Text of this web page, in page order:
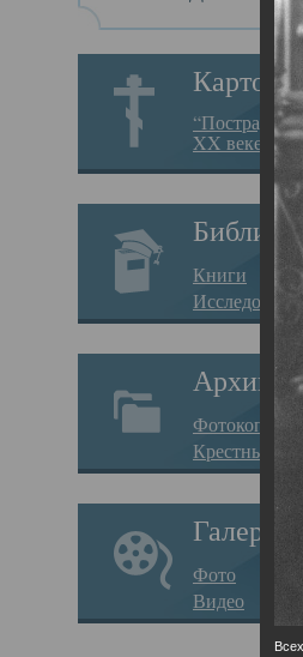
XX веке на
Книги
Исследования
Архив
Фотокопии
Крестные
Галерея
Фото
Видео